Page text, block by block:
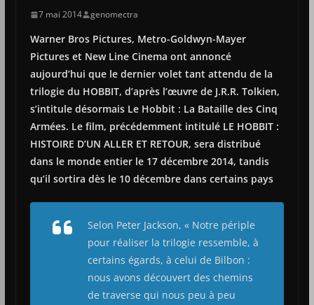
7 mai 2014 genomectra
Warner Bros Pictures, Metro-Goldwyn-Mayer
Pictures et New Line Cinema ont annoncé
aujourd’hui que le dernier volet tant attendu de la
trilogie du HOBBIT, d’après l’œuvre de J.R.R. Tolkien,
s’intitule désormais Le Hobbit : La Bataille des Cinq
Armées. Le film, précédemment intitulé LE HOBBIT :
HISTOIRE D’UN ALLER ET RETOUR, sera distribué
dans le monde entier le 17 décembre 2014, tandis
qu’il sortira dès le 10 décembre dans certains pays
Selon Peter Jackson, « Notre périple
pour réaliser la trilogie ressemble, à
certains égards, à celui de Bilbon :
nous avons découvert des chemins
de traverse qui nous peu à peu